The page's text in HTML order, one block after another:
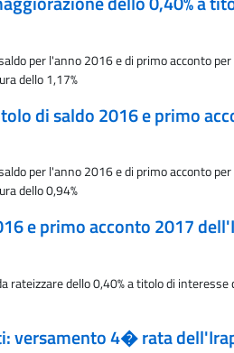
per l'anno 2016 e di primo acconto
dello 1,17%
di saldo 2016 e primo
per l'anno 2016 e di primo acconto
dello 0,94%
e primo acconto 2017
dello 0,40% a titolo di interesse
versamento 4� rata